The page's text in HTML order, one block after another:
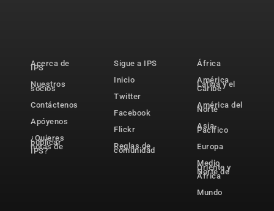
Acerca de
IPS
Nuestros
socios
Contáctenos
Apóyenos
¿Quieres
publicar
notas de
IPS?
Sigue a IPS
Inicio
Twitter
Facebook
Flickr
Reglas de
comunidad
África
América
Latina y el
Caribe
América del
Norte
Asia-
Pacífico
Europa
Medio
Oriente y
Norte de
África
Mundo